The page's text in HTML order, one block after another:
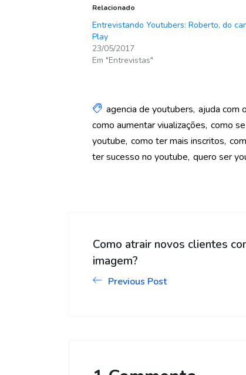
Relacionado
Entrevistando Youtubers: Roberto, do
Play
23/05/2017
Em "Entrevistas"
agencia de youtubers ajuda com
como aumentar viualizações como
youtube como ter mais inscritos
ter sucesso no youtube quero ser
Como atrair novos clientes
imagem?
Previous Post